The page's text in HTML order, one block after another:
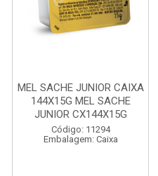
MEL SACHE JUNIOR CAIXA
144X15G MEL SACHE
JUNIOR CX144X15G
Código: 11294
Embalagem: Caixa